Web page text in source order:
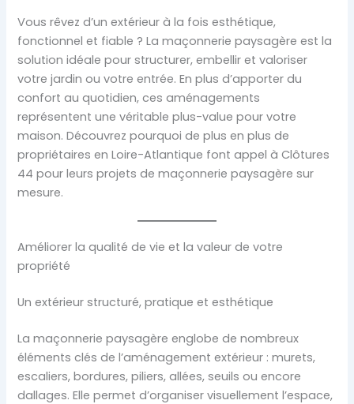
Vous rêvez d’un extérieur à la fois esthétique,
fonctionnel et fiable ? La maçonnerie paysagère est la
solution idéale pour structurer, embellir et valoriser
votre jardin ou votre entrée. En plus d’apporter du
confort au quotidien, ces aménagements
représentent une véritable plus-value pour votre
maison. Découvrez pourquoi de plus en plus de
propriétaires en Loire-Atlantique font appel à Clôtures
44 pour leurs projets de maçonnerie paysagère sur
mesure.
Améliorer la qualité de vie et la valeur de votre
propriété
Un extérieur structuré, pratique et esthétique
La maçonnerie paysagère englobe de nombreux
éléments clés de l’aménagement extérieur : murets,
escaliers, bordures, piliers, allées, seuils ou encore
dallages. Elle permet d’organiser visuellement l’espace,